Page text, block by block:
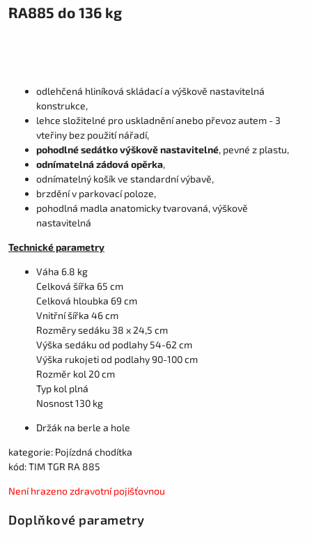
RA885 do 136 kg
odlehčená hliníková skládací a výškově nastavitelná
konstrukce,
lehce složitelné pro uskladnění anebo převoz autem - 3
vteřiny bez použití nářadí,
pohodlné sedátko výškově nastavitelné, pevné z plastu,
odnímatelná zádová opěrka,
odnímatelný košík ve standardní výbavě,
brzdění v parkovací poloze,
pohodlná madla anatomicky tvarovaná, výškově
nastavitelná
Technické parametry
Váha 6.8 kg
Celková šířka 65 cm
Celková hloubka 69 cm
Vnitřní šířka 46 cm
Rozměry sedáku 38 x 24,5 cm
Výška sedáku od podlahy 54-62 cm
Výška rukojeti od podlahy 90-100 cm
Rozměr kol 20 cm
Typ kol plná
Nosnost 130 kg
Držák na berle a hole
kategorie: Pojízdná chodítka
kód: TIM TGR RA 885
Není hrazeno zdravotní pojišťovnou
Doplňkové parametry